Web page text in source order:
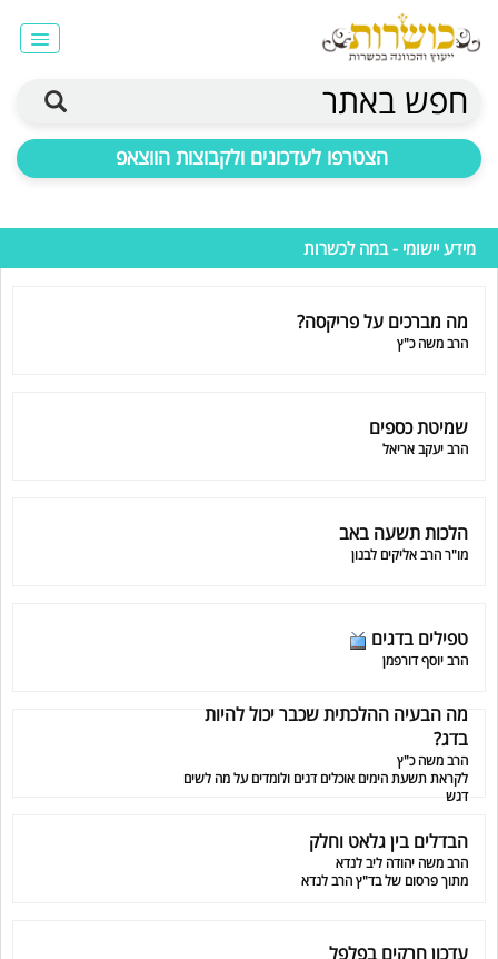
חפש באתר
הצטרפו לעדכונים ולקבוצות הווצאפ
מידע יישומי - במה לכשרות
מה מברכים על פריקסה?
הרב משה כ"ץ
שמיטת כספים
הרב יעקב אריאל
הלכות תשעה באב
מו"ר הרב אליקים לבנון
טפילים בדגים
הרב יוסף דורפמן
מה הבעיה ההלכתית שכבר יכול להיות
בדג?
הרב משה כ"ץ
לקראת תשעת הימים אוכלים דגים ולומדים על מה לשים
דגש
הבדלים בין גלאט וחלק
הרב משה יהודה ליב לנדא
מתוך פרסום של בד"ץ הרב לנדא
עדכון חרקים בפלפל